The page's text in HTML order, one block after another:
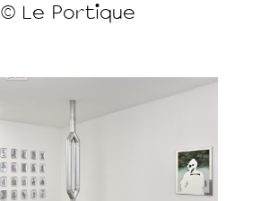
© Le Portique